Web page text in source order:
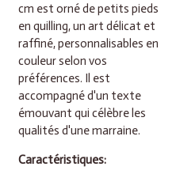
cm est orné de petits pieds
en quilling, un art délicat et
raffiné, personnalisables en
couleur selon vos
préférences. Il est
accompagné d'un texte
émouvant qui célèbre les
qualités d'une marraine.
Caractéristiques: